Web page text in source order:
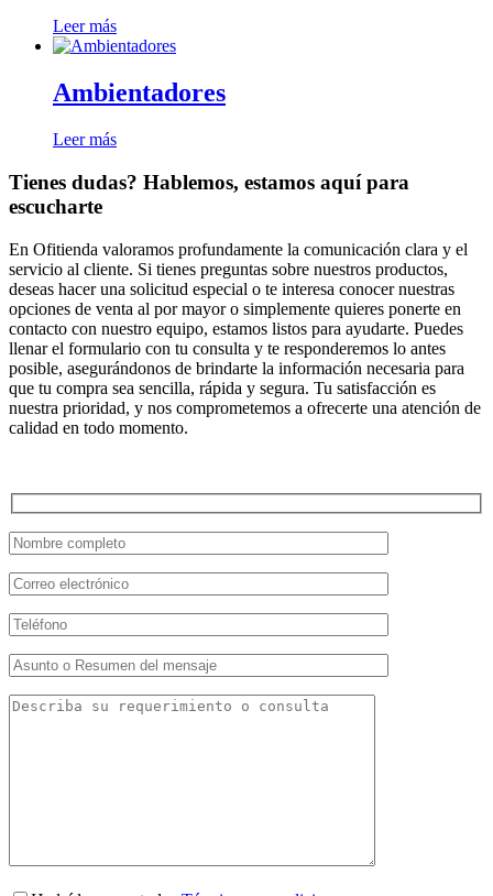
Leer más
Ambientadores
Leer más
Tienes dudas? Hablemos, estamos aquí para
escucharte
En Ofitienda valoramos profundamente la comunicación clara y el
servicio al cliente. Si tienes preguntas sobre nuestros productos,
deseas hacer una solicitud especial o te interesa conocer nuestras
opciones de venta al por mayor o simplemente quieres ponerte en
contacto con nuestro equipo, estamos listos para ayudarte. Puedes
llenar el formulario con tu consulta y te responderemos lo antes
posible, asegurándonos de brindarte la información necesaria para
que tu compra sea sencilla, rápida y segura. Tu satisfacción es
nuestra prioridad, y nos comprometemos a ofrecerte una atención de
calidad en todo momento.